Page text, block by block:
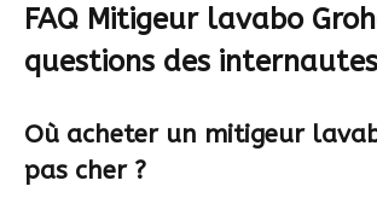
FAQ Mitigeur lavabo
questions des internautes
Où acheter un mitigeur
pas cher ?